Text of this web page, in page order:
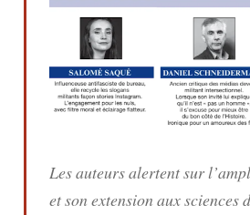
Les auteurs alertent sur
et son extension aux sciences